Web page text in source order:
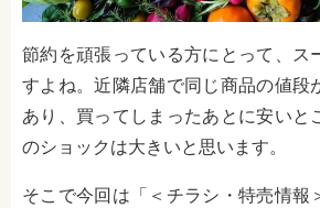
節約を頑張っている方にとって、ス
すよね。近隣店舗で同じ商品の値段
あり、買ってしまったあとに安いと
のショックは大きいと思います。
そこで今回は「＜チラシ・特売情報